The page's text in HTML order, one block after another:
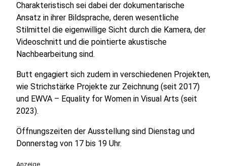
Charakteristisch sei dabei der dokumentarische
Ansatz in ihrer Bildsprache, deren wesentliche
Stilmittel die eigenwillige Sicht durch die Kamera, der
Videoschnitt und die pointierte akustische
Nachbearbeitung sind.
Butt engagiert sich zudem in verschiedenen Projekten,
wie Strichstärke Projekte zur Zeichnung (seit 2017)
und EWVA – Equality for Women in Visual Arts (seit
2023).
Öffnungszeiten der Ausstellung sind Dienstag und
Donnerstag von 17 bis 19 Uhr.
Anzeige